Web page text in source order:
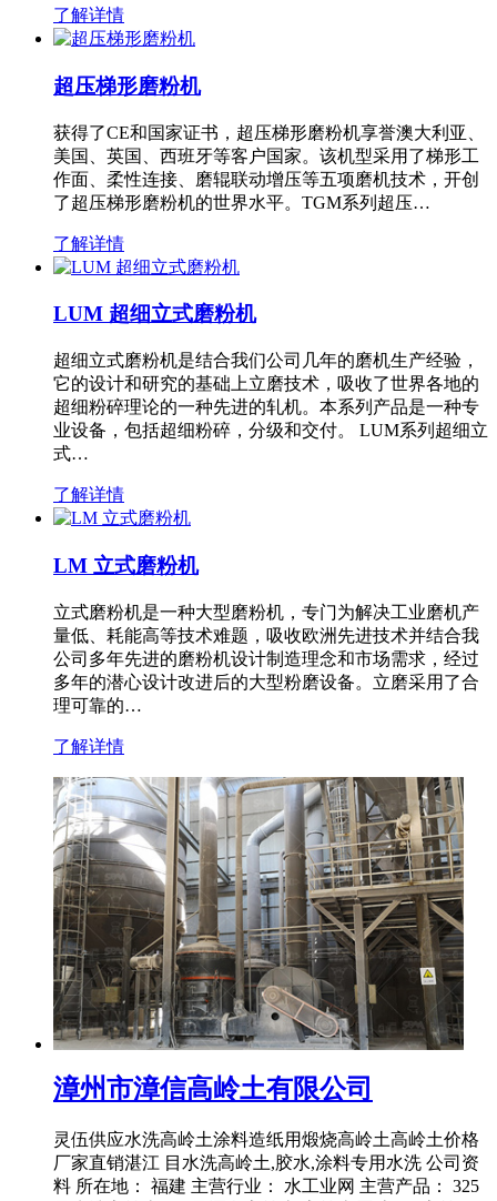
了解详情
超压梯形磨粉机
获得了CE和国家证书，超压梯形磨粉机享誉澳大利亚、
美国、英国、西班牙等客户国家。该机型采用了梯形工
作面、柔性连接、磨辊联动增压等五项磨机技术，开创
了超压梯形磨粉机的世界水平。TGM系列超压…
了解详情
LUM 超细立式磨粉机
超细立式磨粉机是结合我们公司几年的磨机生产经验，
它的设计和研究的基础上立磨技术，吸收了世界各地的
超细粉碎理论的一种先进的轧机。本系列产品是一种专
业设备，包括超细粉碎，分级和交付。 LUM系列超细立
式…
了解详情
LM 立式磨粉机
立式磨粉机是一种大型磨粉机，专门为解决工业磨机产
量低、耗能高等技术难题，吸收欧洲先进技术并结合我
公司多年先进的磨粉机设计制造理念和市场需求，经过
多年的潜心设计改进后的大型粉磨设备。立磨采用了合
理可靠的…
了解详情
漳州市漳信高岭土有限公司
灵伍供应水洗高岭土涂料造纸用煅烧高岭土高岭土价格
厂家直销湛江 目水洗高岭土,胶水,涂料专用水洗 公司资
料 所在地： 福建 主营行业： 水工业网 主营产品： 325